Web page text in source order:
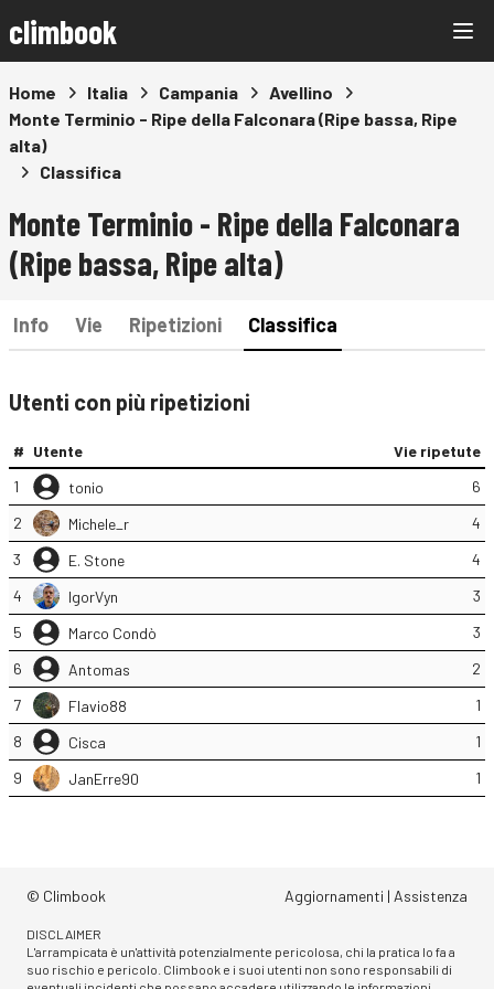
climbook
Home Italia Campania
Avellino
Monte Terminio - Ripe della Falconara (Ripe bassa, Ripe
alta)
Classifica
Monte Terminio - Ripe della Falconara
(Ripe bassa, Ripe alta)
Info Vie Ripetizioni Classifica
Utenti con più ripetizioni
# Utente
Vie ripetute
1
tonio
6
2
Michele_r
4
3
E. Stone
4
4
IgorVyn
3
5
Marco Condò
3
6
Antomas
2
7
Flavio88
1
8
Cisca
1
9
JanErre90 1
© Climbook Aggiornamenti | Assistenza
DISCLAIMER
L'arrampicata è un'attività potenzialmente pericolosa, chi la pratica lo fa a
suo rischio e pericolo. Climbook e i suoi utenti non sono responsabili di